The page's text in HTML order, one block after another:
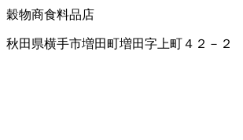
穀物商食料品店
秋田県横手市増田町増田字上町４２－２